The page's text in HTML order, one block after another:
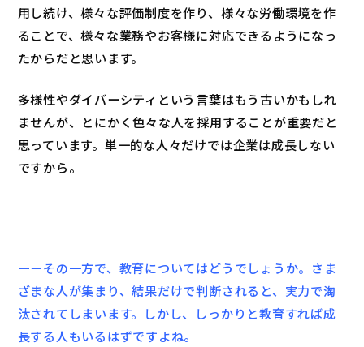
用し続け、様々な評価制度を作り、様々な労働環境を作
ることで、様々な業務やお客様に対応できるようになっ
たからだと思います。
多様性やダイバーシティという言葉はもう古いかもしれ
ませんが、とにかく色々な人を採用することが重要だと
思っています。単一的な人々だけでは企業は成長しない
ですから。
ーーその一方で、教育についてはどうでしょうか。さま
ざまな人が集まり、結果だけで判断されると、実力で淘
汰されてしまいます。しかし、しっかりと教育すれば成
長する人もいるはずですよね。